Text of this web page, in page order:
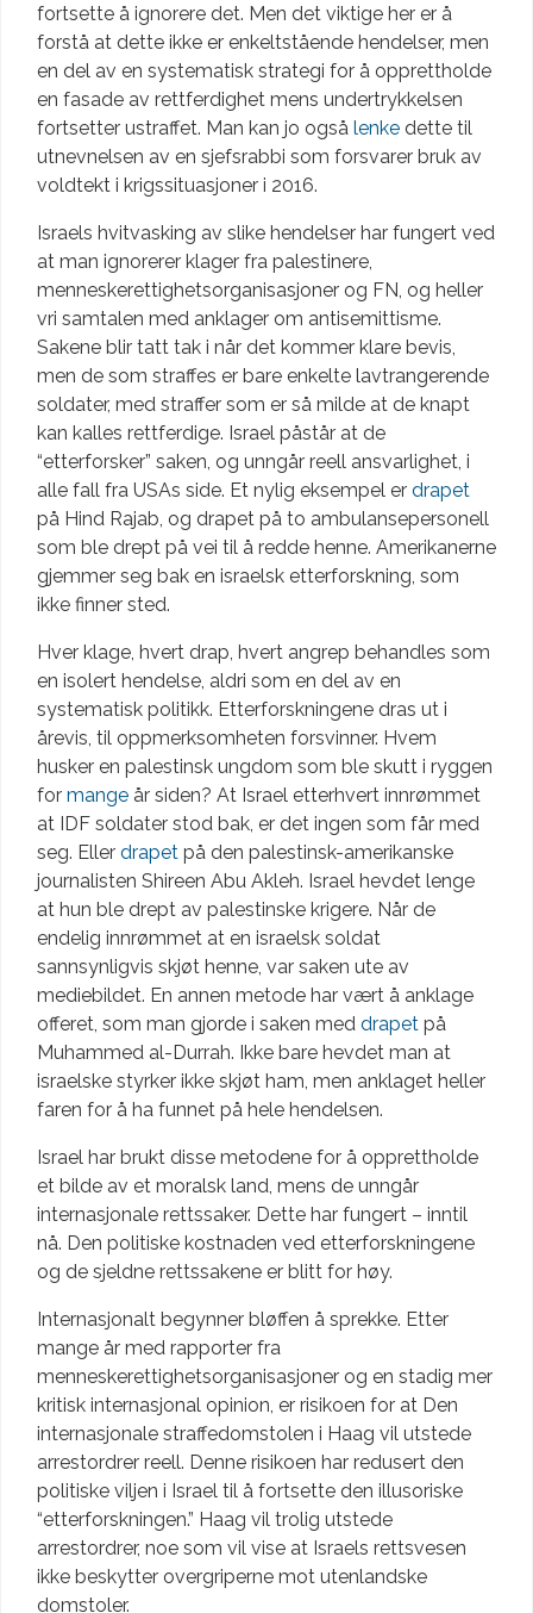
fortsette å ignorere det. Men det viktige her er å
forstå at dette ikke er enkeltstående hendelser, men
en del av en systematisk strategi for å opprettholde
en fasade av rettferdighet mens undertrykkelsen
fortsetter ustraffet. Man kan jo også lenke dette til
utnevnelsen av en sjefsrabbi som forsvarer bruk av
voldtekt i krigssituasjoner i 2016.
Israels hvitvasking av slike hendelser har fungert ved
at man ignorerer klager fra palestinere,
menneskerettighetsorganisasjoner og FN, og heller
vri samtalen med anklager om antisemittisme.
Sakene blir tatt tak i når det kommer klare bevis,
men de som straffes er bare enkelte lavtrangerende
soldater, med straffer som er så milde at de knapt
kan kalles rettferdige. Israel påstår at de
“etterforsker” saken, og unngår reell ansvarlighet, i
alle fall fra USAs side. Et nylig eksempel er drapet
på Hind Rajab, og drapet på to ambulansepersonell
som ble drept på vei til å redde henne. Amerikanerne
gjemmer seg bak en israelsk etterforskning, som
ikke finner sted.
Hver klage, hvert drap, hvert angrep behandles som
en isolert hendelse, aldri som en del av en
systematisk politikk. Etterforskningene dras ut i
årevis, til oppmerksomheten forsvinner. Hvem
husker en palestinsk ungdom som ble skutt i ryggen
for mange år siden? At Israel etterhvert innrømmet
at IDF soldater stod bak, er det ingen som får med
seg. Eller drapet på den palestinsk-amerikanske
journalisten Shireen Abu Akleh. Israel hevdet lenge
at hun ble drept av palestinske krigere. Når de
endelig innrømmet at en israelsk soldat
sannsynligvis skjøt henne, var saken ute av
mediebildet. En annen metode har vært å anklage
offeret, som man gjorde i saken med drapet på
Muhammed al-Durrah. Ikke bare hevdet man at
israelske styrker ikke skjøt ham, men anklaget heller
faren for å ha funnet på hele hendelsen.
Israel har brukt disse metodene for å opprettholde
et bilde av et moralsk land, mens de unngår
internasjonale rettssaker. Dette har fungert – inntil
nå. Den politiske kostnaden ved etterforskningene
og de sjeldne rettssakene er blitt for høy.
Internasjonalt begynner bløffen å sprekke. Etter
mange år med rapporter fra
menneskerettighetsorganisasjoner og en stadig mer
kritisk internasjonal opinion, er risikoen for at Den
internasjonale straffedomstolen i Haag vil utstede
arrestordrer reell. Denne risikoen har redusert den
politiske viljen i Israel til å fortsette den illusoriske
“etterforskningen.” Haag vil trolig utstede
arrestordrer, noe som vil vise at Israels rettsvesen
ikke beskytter overgriperne mot utenlandske
domstoler.